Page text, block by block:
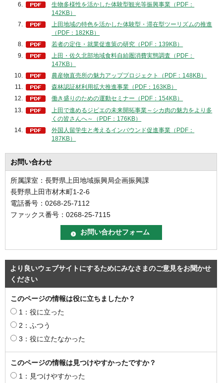
生物多様性を活かした体験型観光等振興事業（PDF：
142KB）
上田地域の特色を活かした体験型・滞在型ツーリズムの推進
（PDF：182KB）
若者の定住・就業促進策の研究（PDF：139KB）
上田・佐久北部地域食料自給圏消費実態調査（PDF：
147KB）
農産物直売所の魅力アッププロジェクト（PDF：148KB）
森林認証材利用拡大推進事業（PDF：163KB）
働き盛りのための運動セミナー（PDF：154KB）
上田で進めるジビエの未来開拓事業～シカ肉の魅力をより多
くの皆さんへ～（PDF：176KB）
外国人留学生と考えるインバウンド促進事業（PDF：
187KB）
お問い合わせ
所属課室：長野県上田地域振興局企画振興課
長野県上田市材木町1-2-6
電話番号：0268-25-7112
ファックス番号：0268-25-7115
より良いウェブサイトにするためにみなさまのご意見をお聞かせ
ください
このページの情報は役に立ちましたか？
1：役に立った
2：ふつう
3：役に立たなかった
このページの情報は見つけやすかったですか？
1：見つけやすかった